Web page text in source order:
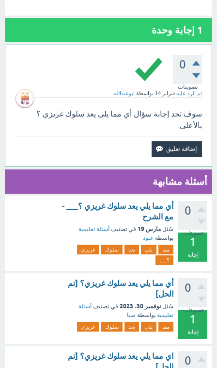
1 إجابة وحدة
0
تصويتات
تم الرد عليه فبراير 14 بواسطة ابوعبدالله
سوف تجد إجابة سؤال أي مما يلي يعد سلوك غريزي ؟
بالأعلى.
أسئلة مشابهة
0
تصويتات
1
إجابة
أي مما يلي يعد سلوك غريزي ؟___ -
مع الشرح
سُئل مارس 19 في تصنيف أسئلة تعليمية
بواسطة عبود
مما يلي يعد سلوك
غريزي
؟___
0
تصويتات
1
إجابة
أي مما يلي يعد سلوك غريزي؟ [تم
الحل]
سُئل نوفمبر 30، 2023 في تصنيف أسئلة
تعليمية بواسطة صبا
مما يلي يعد سلوك غريزي
0
اي مما يلي يعد سلوك غريزي؟ [تم